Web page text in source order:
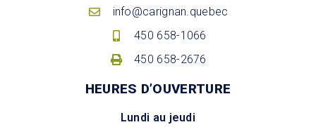
info@carignan.quebec
450 658-1066
450 658-2676
HEURES D’OUVERTURE
Lundi au jeudi